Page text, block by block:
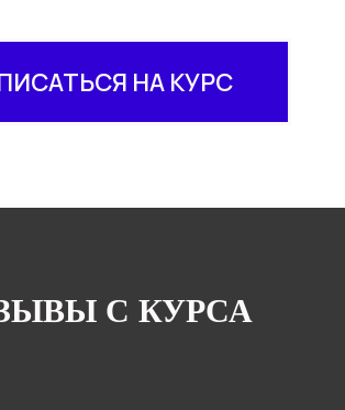
НА КУРС
С КУРСА